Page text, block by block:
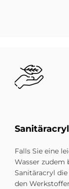
Bild
Sa­ni­tär­acryl
Falls Sie eine
Wasser zudem
Sanitäracryl
den